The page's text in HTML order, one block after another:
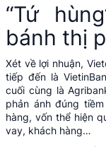
“Tứ
bánh thị
Xét về lợi nhuận,
tiếp đến là
cuối cùng là
phản ánh đúng
hàng, vốn thể hiện
vay, khách hàng…